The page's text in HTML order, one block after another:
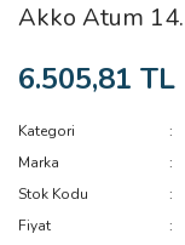
Akko Atum
6.505,81 TL
Kategori
Marka
Stok Kodu
Fiyat